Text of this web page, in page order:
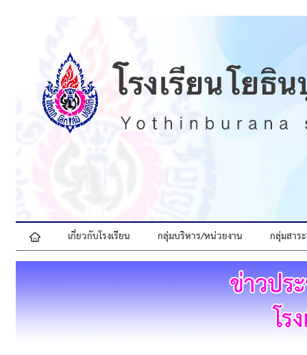
 เกี่ยวกับโรงเรียน กลุ่มบริหาร/หน่วยงาน กลุ่มสาร